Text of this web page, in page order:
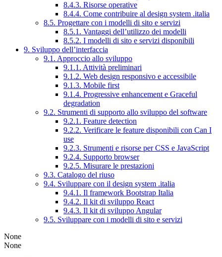
8.4.3. Risorse operative
8.4.4. Come contribuire al design system .italia
8.5. Progettare con i modelli di sito e servizi
8.5.1. Vantaggi dell’utilizzo dei modelli
8.5.2. I modelli di sito e servizi disponibili
9. Sviluppo dell’interfaccia
9.1. Approccio allo sviluppo
9.1.1. Attività preliminari
9.1.2. Web design responsivo e accessibile
9.1.3. Mobile first
9.1.4. Progressive enhancement e Graceful
degradation
9.2. Strumenti di supporto allo sviluppo del software
9.2.1. Feature detection
9.2.2. Verificare le feature disponibili con Can I
use
9.2.3. Strumenti e risorse per CSS e JavaScript
9.2.4. Supporto browser
9.2.5. Misurare le prestazioni
9.3. Catalogo del riuso
9.4. Sviluppare con il design system .italia
9.4.1. Il framework Bootstrap Italia
9.4.2. Il kit di sviluppo React
9.4.3. Il kit di sviluppo Angular
9.5. Sviluppare con i modelli di sito e servizi
None
None